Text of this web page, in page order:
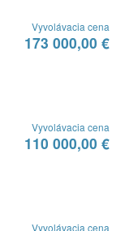
Vyvolávacia cena
173 000,00 €
Vyvolávacia cena
110 000,00 €
Vyvolávacia cena